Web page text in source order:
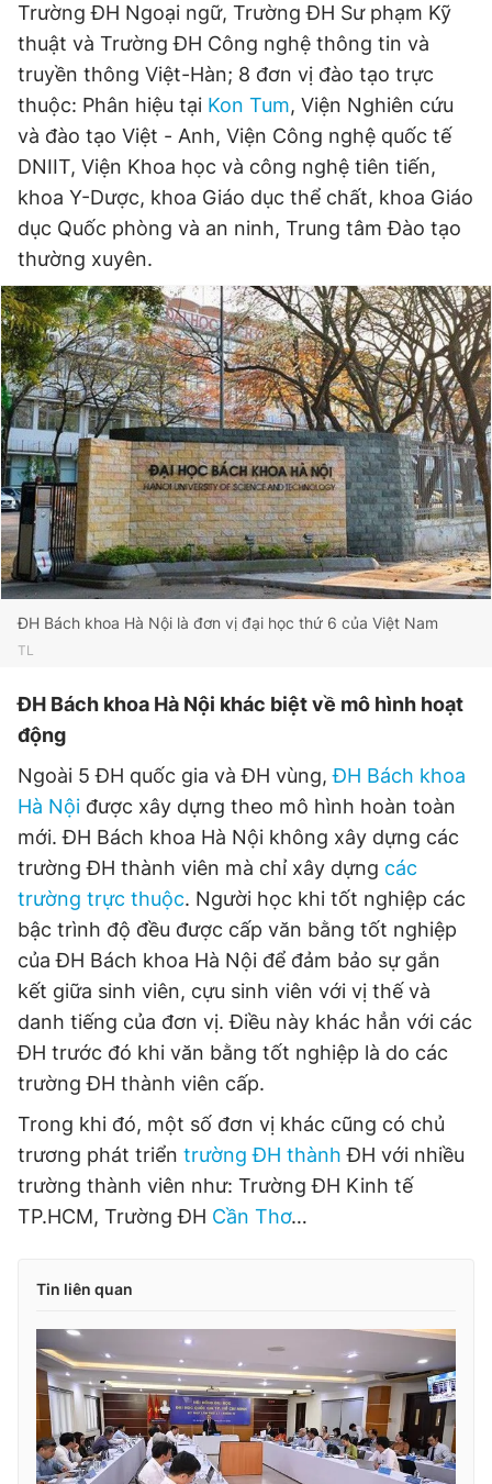
Trường ĐH Ngoại ngữ, Trường ĐH Sư phạm Kỹ
thuật và Trường ĐH Công nghệ thông tin và
truyền thông Việt-Hàn; 8 đơn vị đào tạo trực
thuộc: Phân hiệu tại Kon Tum, Viện Nghiên cứu
và đào tạo Việt - Anh, Viện Công nghệ quốc tế
DNIIT, Viện Khoa học và công nghệ tiên tiến,
khoa Y-Dược, khoa Giáo dục thể chất, khoa Giáo
dục Quốc phòng và an ninh, Trung tâm Đào tạo
thường xuyên.
ĐH Bách khoa Hà Nội là đơn vị đại học thứ 6 của Việt Nam
TL
ĐH Bách khoa Hà Nội khác biệt về mô hình hoạt
động
Ngoài 5 ĐH quốc gia và ĐH vùng,ĐH Bách khoa
Hà Nội được xây dựng theo mô hình hoàn toàn
mới. ĐH Bách khoa Hà Nội không xây dựng các
trường ĐH thành viên mà chỉ xây dựng các
trường trực thuộc. Người học khi tốt nghiệp các
bậc trình độ đều được cấp văn bằng tốt nghiệp
của ĐH Bách khoa Hà Nội để đảm bảo sự gắn
kết giữa sinh viên, cựu sinh viên với vị thế và
danh tiếng của đơn vị. Điều này khác hẳn với các
ĐH trước đó khi văn bằng tốt nghiệp là do các
trường ĐH thành viên cấp.
Trong khi đó, một số đơn vị khác cũng có chủ
trương phát triển trường ĐH thànhĐH với nhiều
trường thành viên như: Trường ĐH Kinh tế
TP.HCM, Trường ĐH Cần Thơ…
Tin liên quan